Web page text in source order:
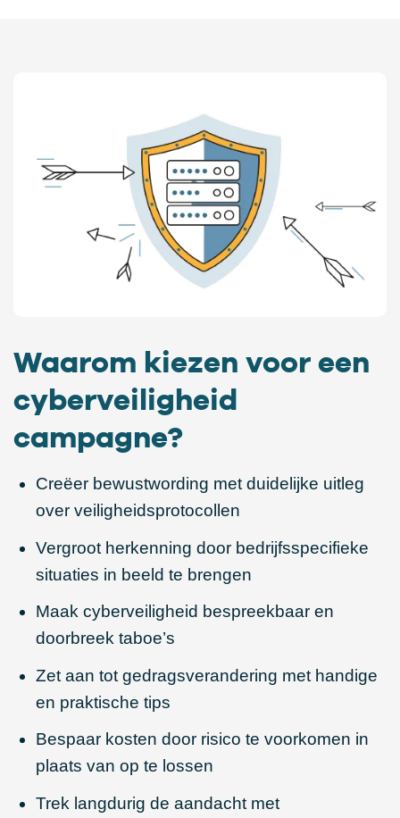
Waarom kiezen voor een
cyberveiligheid
campagne?
Creëer bewustwording met duidelijke uitleg
over veiligheidsprotocollen
Vergroot herkenning door bedrijfsspecifieke
situaties in beeld te brengen
Maak cyberveiligheid bespreekbaar en
doorbreek taboe’s
Zet aan tot gedragsverandering met handige
en praktische tips
Bespaar kosten door risico te voorkomen in
plaats van op te lossen
Trek langdurig de aandacht met